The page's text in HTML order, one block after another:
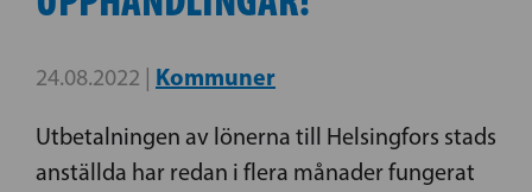
24.08.2022 | Kommuner
Utbetalningen av lönerna till Helsingfors stads
anställda har redan i flera månader fungerat